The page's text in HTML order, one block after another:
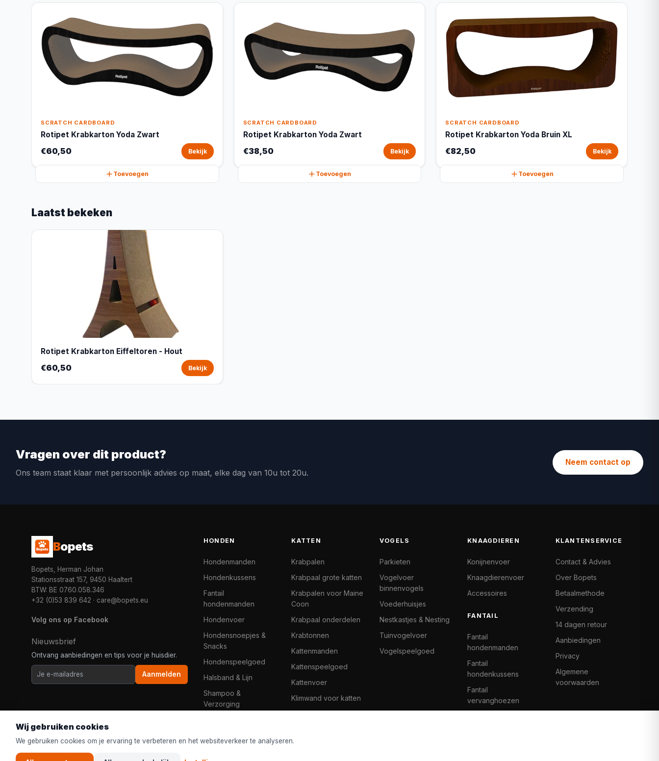
SCRATCH CARDBOARD
Rotipet Krabkarton Yoda Zwart
€60,50 Bekijk
Toevoegen
SCRATCH CARDBOARD
Rotipet Krabkarton Yoda Zwart
€38,50 Bekijk
Toevoegen
SCRATCH CARDBOARD
Rotipet Krabkarton Yoda Bruin XL
€82,50 Bekijk
Toevoegen
Laatst bekeken
Rotipet Krabkarton Eiffeltoren - Hout
€60,50 Bekijk
Vragen over dit product?
Ons team staat klaar met persoonlijk advies op maat, elke dag van 10u tot 20u.
Neem contact op
Bopets
Bopets, Herman Johan
Stationsstraat 157, 9450 Haaltert
BTW: BE 0760.058.346
+32 (0)53 839 642 · care@bopets.eu
Volg ons op Facebook
Nieuwsbrief
Ontvang aanbiedingen en tips voor je huisdier.
Aanmelden
HONDEN
Hondenmanden
Hondenkussens
Fantail
hondenmanden
Hondenvoer
Hondensnoepjes &
Snacks
Hondenspeelgoed
Halsband & Lijn
Shampoo &
Verzorging
KATTEN
Krabpalen
Krabpaal grote katten
Krabpalen voor Maine
Coon
Krabpaal onderdelen
Krabtonnen
Kattenmanden
Kattenspeelgoed
Kattenvoer
Klimwand voor katten
VOGELS
Parkieten
Vogelvoer
binnenvogels
Voederhuisjes
Nestkastjes & Nesting
Tuinvogelvoer
Vogelspeelgoed
KNAAGDIEREN
Konijnenvoer
Knaagdierenvoer
Accessoires
FANTAIL
Fantail
hondenmanden
Fantail
hondenkussens
Fantail
vervanghoezen
KLANTENSERVICE
Contact & Advies
Over Bopets
Betaalmethode
Verzending
14 dagen retour
Aanbiedingen
Privacy
Algemene
voorwaarden
Wij gebruiken cookies
We gebruiken cookies om je ervaring te verbeteren en het websiteverkeer te analyseren.